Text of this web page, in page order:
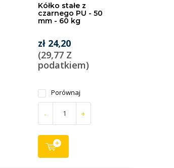
Kółko stałe z
czarnego PU - 50
mm - 60 kg
zł 24,20
(29,77 Z
podatkiem)
Porównaj
- +